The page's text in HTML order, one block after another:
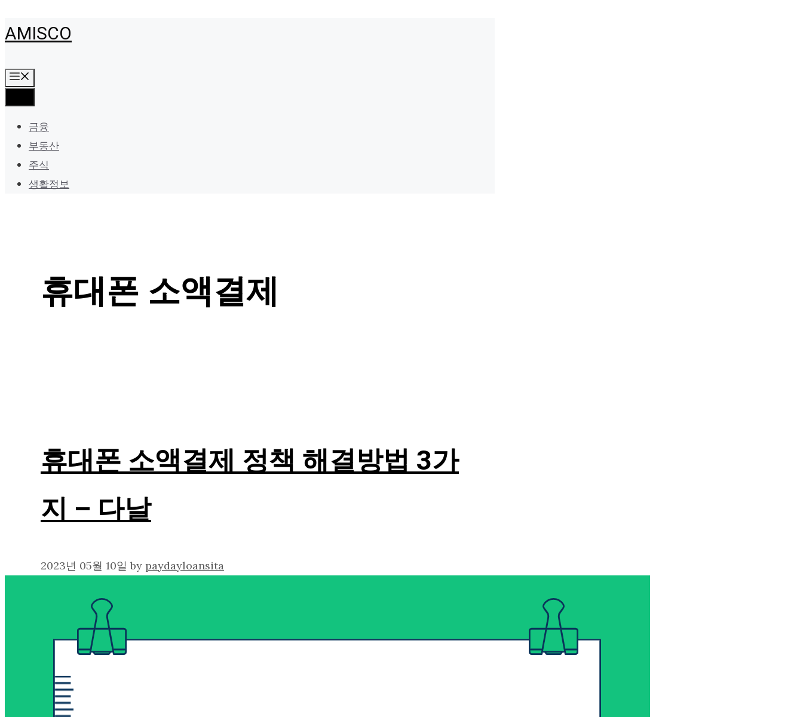
Skip
to
AMISCO
금융
부동산
주식
생활정보
휴대폰 소액결제
휴대폰 소액결제 정책 해결방법 3가
지 – 다날
2023년 05월 10일 by paydayloansita